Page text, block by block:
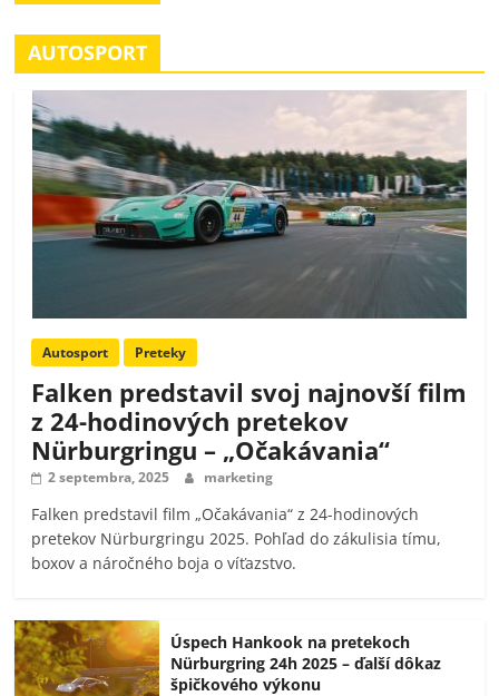
AUTOSPORT
Autosport Preteky
Falken predstavil svoj najnovší film
z 24-hodinových pretekov
Nürburgringu – „Očakávania“
2 septembra, 2025 marketing
Falken predstavil film „Očakávania“ z 24-hodinových
pretekov Nürburgringu 2025. Pohľad do zákulisia tímu,
boxov a náročného boja o víťazstvo.
Úspech Hankook na pretekoch
Nürburgring 24h 2025 – ďalší dôkaz
špičkového výkonu